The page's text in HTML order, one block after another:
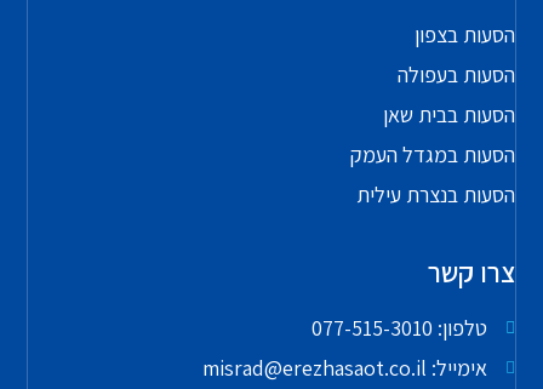
הסעות בצפון
הסעות בעפולה
הסעות בבית שאן
הסעות במגדל העמק
הסעות בנצרת עילית
צרו קשר
טלפון: 077-515-3010
אימייל: misrad@erezhasaot.co.il